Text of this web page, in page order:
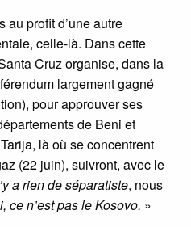
au profit d’une autre
celle-là. Dans cette
Cruz organise, dans la
largement gagné
pour approuver ses
de Beni et
là où se concentrent
(22 juin), suivront, avec le
a rien de séparatiste, nous
ce n’est pas le Kosovo. »